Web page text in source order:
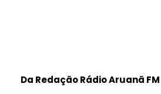
Da Redação Rádio Aruanã FM